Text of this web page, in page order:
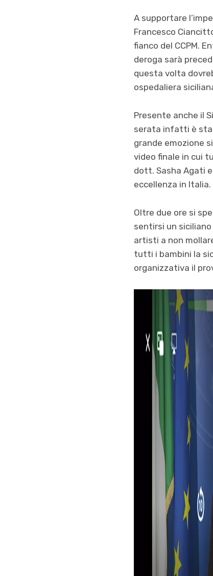
A supportare
Francesco
fianco del CCPM.
deroga sarà
questa volta
ospedaliera
Presente anche il
serata infatti è
grande emozione
video finale in cui
dott. Sasha Agati
eccellenza in Italia.
Oltre due ore si
sentirsi un
artisti a non
tutti i bambini la
organizzativa il